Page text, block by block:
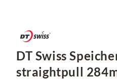
DT Swiss
straightpull